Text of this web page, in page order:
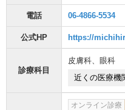
電話 06-4866-5534
公式HP https://
診療科目
皮膚科、 眼科
近くの医療機
オンライン診療